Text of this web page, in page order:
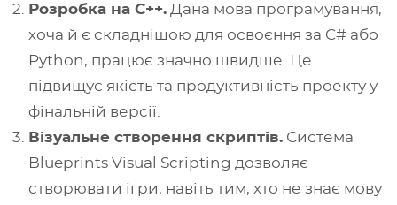
Розробка на C++. Дана мова програмування,
хоча й є складнішою для освоєння за C# або
Python, працює значно швидше. Це
підвищує якість та продуктивність проекту у
фінальній версії.
Візуальне створення скриптів. Система
Blueprints Visual Scripting дозволяє
створювати ігри, навіть тим, хто не знає мову